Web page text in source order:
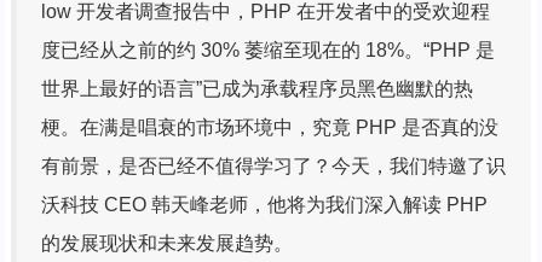
low 开发者调查报告中，PHP 在开发者中的受欢迎程
度已经从之前的约 30% 萎缩至现在的 18%。“PHP 是
世界上最好的语言”已成为承载程序员黑色幽默的热
梗。在满是唱衰的市场环境中，究竟 PHP 是否真的没
有前景，是否已经不值得学习了？今天，我们特邀了识
沃科技 CEO 韩天峰老师，他将为我们深入解读 PHP
的发展现状和未来发展趋势。